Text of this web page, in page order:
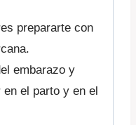
prepararte con
embarazo y
el parto y en el